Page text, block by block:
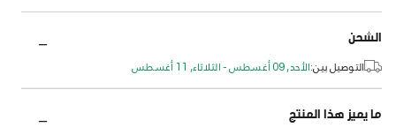
الشحن
التوصيل بين:الأحد, 09 أغسطس - الثلاثاء, 11 أغسطس
ما يميز هذا المنتج